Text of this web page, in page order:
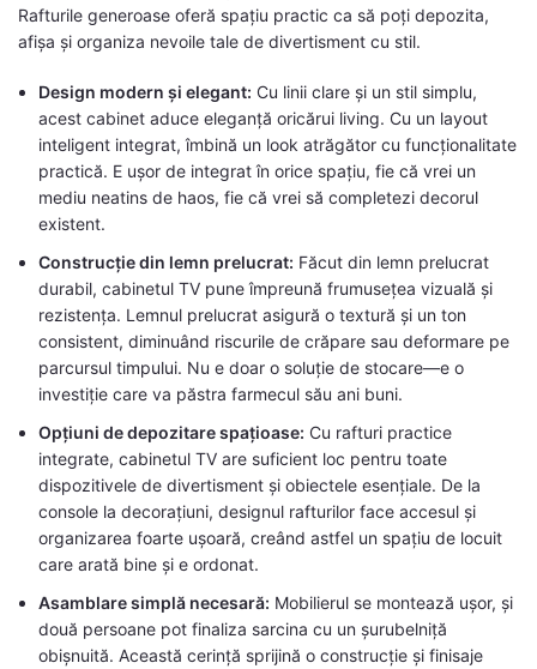
Rafturile generoase oferă spațiu practic ca să poți depozita,
afișa și organiza nevoile tale de divertisment cu stil.
Design modern și elegant: Cu linii clare și un stil simplu,
acest cabinet aduce eleganță oricărui living. Cu un layout
inteligent integrat, îmbină un look atrăgător cu funcționalitate
practică. E ușor de integrat în orice spațiu, fie că vrei un
mediu neatins de haos, fie că vrei să completezi decorul
existent.
Construcție din lemn prelucrat: Făcut din lemn prelucrat
durabil, cabinetul TV pune împreună frumusețea vizuală și
rezistența. Lemnul prelucrat asigură o textură și un ton
consistent, diminuând riscurile de crăpare sau deformare pe
parcursul timpului. Nu e doar o soluție de stocare—e o
investiție care va păstra farmecul său ani buni.
Opțiuni de depozitare spațioase: Cu rafturi practice
integrate, cabinetul TV are suficient loc pentru toate
dispozitivele de divertisment și obiectele esențiale. De la
console la decorațiuni, designul rafturilor face accesul și
organizarea foarte ușoară, creând astfel un spațiu de locuit
care arată bine și e ordonat.
Asamblare simplă necesară: Mobilierul se montează ușor, și
două persoane pot finaliza sarcina cu un șurubelniță
obișnuită. Această cerință sprijină o construcție și finisaje